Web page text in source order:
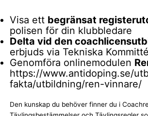
Visa ett begränsat
polisen för din klubbledare
Delta vid den
erbjuds via Tekniska
Genomföra onlinemodulen
https://www.antidoping.se/
fakta/utbildning/ren-vinnare/
Den kunskap du behöver finner du i